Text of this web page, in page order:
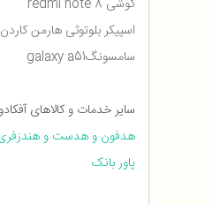
گوشی redmi note 8
اسپیکر بلوتوثی هارمن کاردن
سامسونگgalaxy a51
سایر خدمات و کالاهای
هدفون و هدست و
پاور بانک